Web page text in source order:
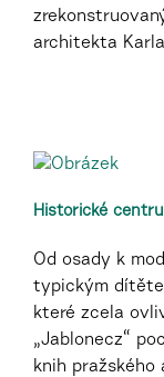
architekta
Historické
Od osady k
typickým
které zcela
„Jablonecz“
knih